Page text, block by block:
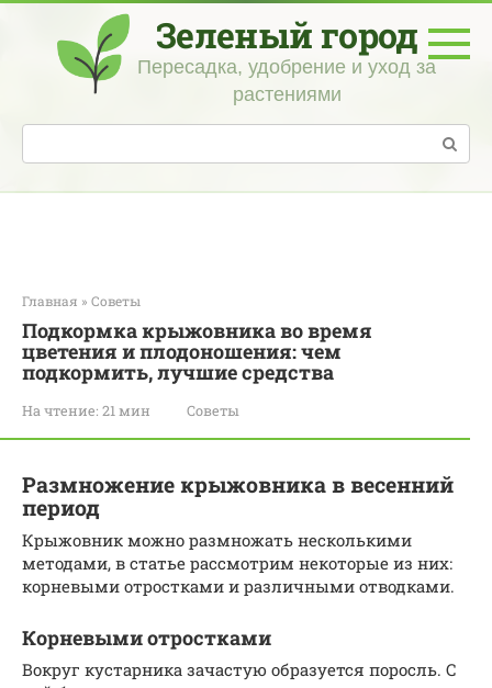
Перейти
контенту
Зеленый город
Пересадка, удобрение и уход за
растениями
Поиск:
Главная » Советы
Подкормка крыжовника во время
цветения и плодоношения: чем
подкормить, лучшие средства
На чтение: 21 мин Советы
Размножение крыжовника в весенний
период
Крыжовник можно размножать несколькими
методами, в статье рассмотрим некоторые из них:
корневыми отростками и различными отводками.
Корневыми отростками
Вокруг кустарника зачастую образуется поросль. С